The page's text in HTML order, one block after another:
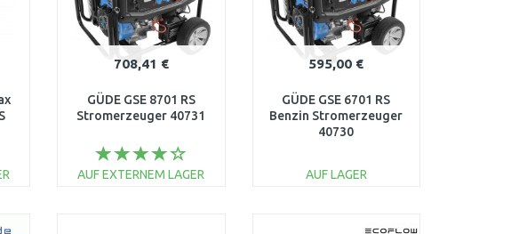
708,41 €
GÜDE GSE 8701 RS
Stromerzeuger 40731
AUF EXTERNEM LAGER
595,00 €
GÜDE GSE 6701 RS
Benzin Stromerzeuger
40730
AUF LAGER